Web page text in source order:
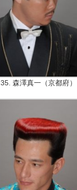
35. 森澤真一（京都府）